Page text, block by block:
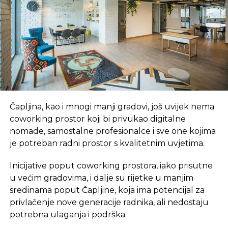
Izvor: Oslobođenje
REKLAMA
SLIČNE TEME:
SLEDEĆI
Tri velike zlatne medalje za banjalučki
NE PROPUSTITE
GRAWE osiguranje drugu godinu zaredom
ostvarilo najveću dobit od osnivanja
Čapljina, kao i mnogi manji gradovi, još uvijek nema
coworking prostor koji bi privukao digitalne
nomade, samostalne profesionalce i sve one kojima
je potreban radni prostor s kvalitetnim uvjetima.
Inicijative poput coworking prostora, iako prisutne
u većim gradovima, i dalje su rijetke u manjim
sredinama poput Čapljine, koja ima potencijal za
privlačenje nove generacije radnika, ali nedostaju
potrebna ulaganja i podrška.